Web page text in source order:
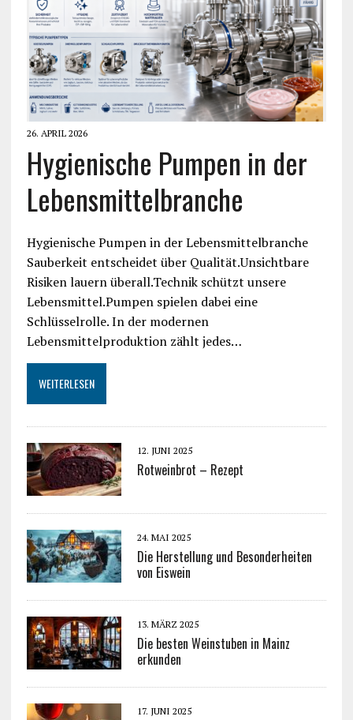
26. APRIL 2026
Hygienische Pumpen in der
Lebensmittelbranche
Hygienische Pumpen in der Lebensmittelbranche
Sauberkeit entscheidet über Qualität.Unsichtbare
Risiken lauern überall.Technik schützt unsere
Lebensmittel.Pumpen spielen dabei eine
Schlüsselrolle. In der modernen
Lebensmittelproduktion zählt jedes…
WEITERLESEN
12. JUNI 2025
Rotweinbrot – Rezept
24. MAI 2025
Die Herstellung und Besonderheiten
von Eiswein
13. MÄRZ 2025
Die besten Weinstuben in Mainz
erkunden
17. JUNI 2025